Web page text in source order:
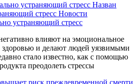
Назван
стресс Новости
устраняющий стресс
влияют на эмоциональное
здоровью и делают людей уязвимыми
стало известно, как с помощью
преодолеть стрессы